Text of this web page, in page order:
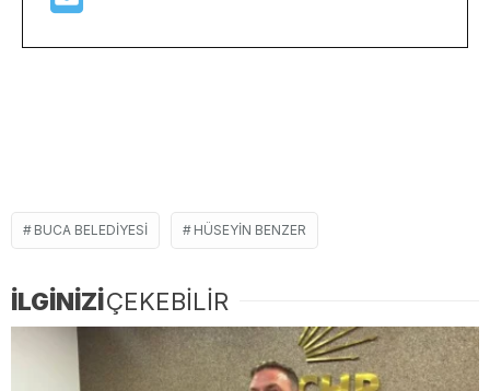
BUCA BELEDIYESI HÜSEYIN BENZER
İLGİNİZİÇEKEBİLİR